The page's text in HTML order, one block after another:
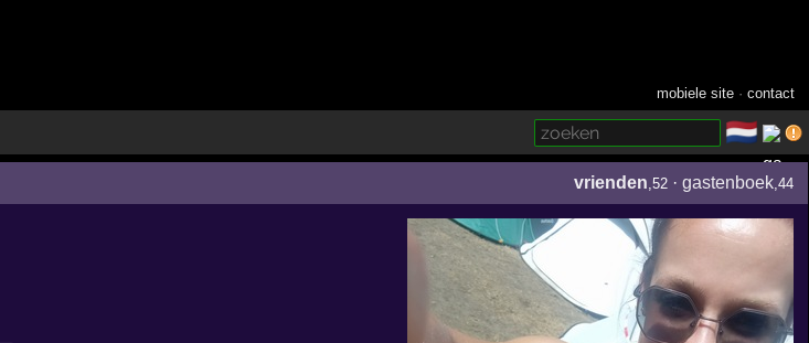
mobiele site ·contact
🇳🇱
vrienden ,52 ·gastenboek ,44